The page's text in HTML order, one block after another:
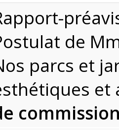
de
parcs et
et